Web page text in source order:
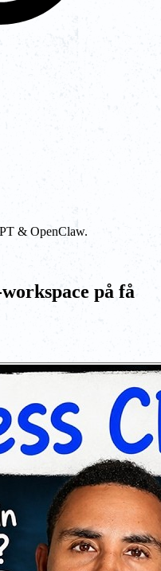
& OpenClaw.
på få